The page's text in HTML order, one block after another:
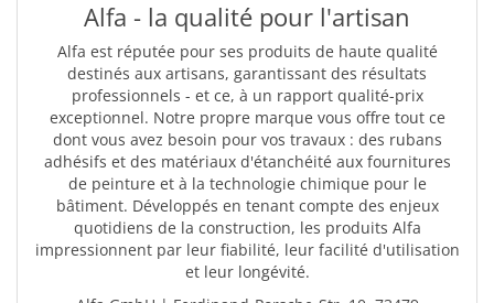
Alfa - la qualité pour l'artisan
Alfa est réputée pour ses produits de haute qualité
destinés aux artisans, garantissant des résultats
professionnels - et ce, à un rapport qualité-prix
exceptionnel. Notre propre marque vous offre tout ce
dont vous avez besoin pour vos travaux : des rubans
adhésifs et des matériaux d'étanchéité aux fournitures
de peinture et à la technologie chimique pour le
bâtiment. Développés en tenant compte des enjeux
quotidiens de la construction, les produits Alfa
impressionnent par leur fiabilité, leur facilité d'utilisation
et leur longévité.